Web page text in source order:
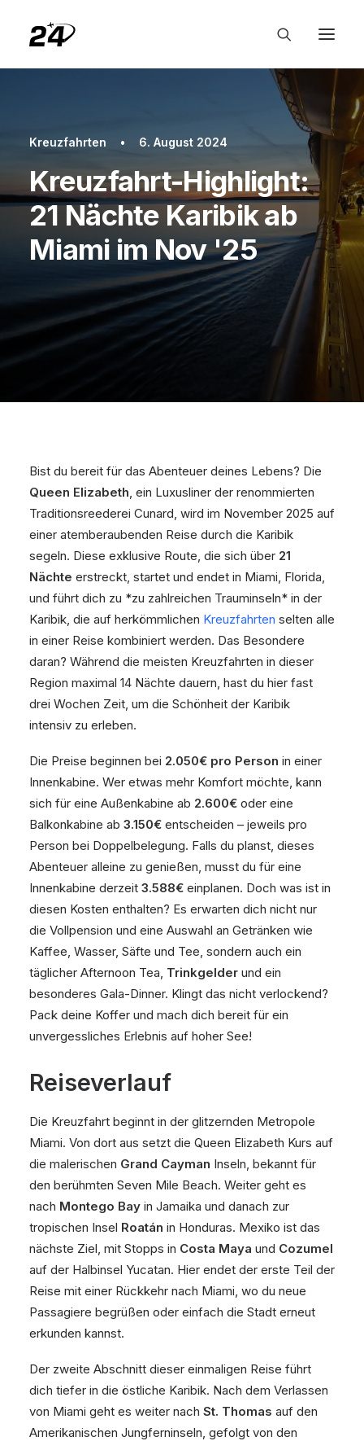
Kreuzfahrten • 6. August 2024
Kreuzfahrt-Highlight:
21 Nächte Karibik ab
Miami im Nov '25
Bist du bereit für das Abenteuer deines Lebens? Die
Queen Elizabeth, ein Luxusliner der renommierten
Traditionsreederei Cunard, wird im November 2025 auf
einer atemberaubenden Reise durch die Karibik
segeln. Diese exklusive Route, die sich über 21
Nächte erstreckt, startet und endet in Miami, Florida,
und führt dich zu *zu zahlreichen Trauminseln* in der
Karibik, die auf herkömmlichen Kreuzfahrten selten alle
in einer Reise kombiniert werden. Das Besondere
daran? Während die meisten Kreuzfahrten in dieser
Region maximal 14 Nächte dauern, hast du hier fast
drei Wochen Zeit, um die Schönheit der Karibik
intensiv zu erleben.
Die Preise beginnen bei 2.050€ pro Person in einer
Innenkabine. Wer etwas mehr Komfort möchte, kann
sich für eine Außenkabine ab 2.600€ oder eine
Balkonkabine ab 3.150€ entscheiden – jeweils pro
Person bei Doppelbelegung. Falls du planst, dieses
Abenteuer alleine zu genießen, musst du für eine
Innenkabine derzeit 3.588€ einplanen. Doch was ist in
diesen Kosten enthalten? Es erwarten dich nicht nur
die Vollpension und eine Auswahl an Getränken wie
Kaffee, Wasser, Säfte und Tee, sondern auch ein
täglicher Afternoon Tea, Trinkgelder und ein
besonderes Gala-Dinner. Klingt das nicht verlockend?
Pack deine Koffer und mach dich bereit für ein
unvergessliches Erlebnis auf hoher See!
Reiseverlauf
Die Kreuzfahrt beginnt in der glitzernden Metropole
Miami. Von dort aus setzt die Queen Elizabeth Kurs auf
die malerischen Grand Cayman Inseln, bekannt für
den berühmten Seven Mile Beach. Weiter geht es
nach Montego Bay in Jamaika und danach zur
tropischen Insel Roatán in Honduras. Mexiko ist das
nächste Ziel, mit Stopps in Costa Maya und Cozumel
auf der Halbinsel Yucatan. Hier endet der erste Teil der
Reise mit einer Rückkehr nach Miami, wo du neue
Passagiere begrüßen oder einfach die Stadt erneut
erkunden kannst.
Der zweite Abschnitt dieser einmaligen Reise führt
dich tiefer in die östliche Karibik. Nach dem Verlassen
von Miami geht es weiter nach St. Thomas auf den
Amerikanischen Jungferninseln, gefolgt von den